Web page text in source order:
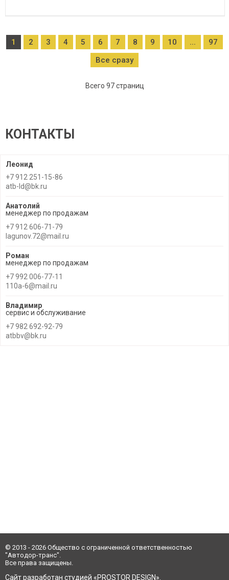
1 2 3 4 5 6 7 8 9 10 ...
97
Все сразу
Всего 97 страниц
КОНТАКТЫ
Леонид
+7 912 251-15-86
atb-ld@bk.ru
Анатолий
менеджер по продажам
+7 912 606-71-79
lagunov.72@mail.ru
Роман
менеджер по продажам
+7 992 006-77-11
110a-6@mail.ru
Владимир
сервис и обслуживание
+7 982 692-92-79
atbbv@bk.ru
© 2013 - 2026 Общество с ограниченной ответственностью
"Автодор-транс".
Все права защищены.
Сайт разработан студией «PROSTOR DESIGN»